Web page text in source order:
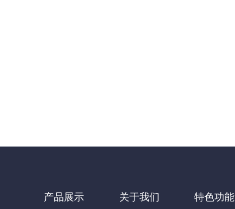
产品展示 关于我们 特色功能